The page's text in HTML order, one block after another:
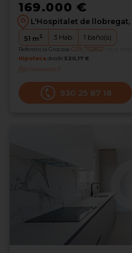
169.000 €
L'Hospitalet de llobregat,
51 m2 3 Hab. 1 baño(s)
Referencia Grocasa G29_752832
Hipoteca desde 520,17 €
Interesados0
930 25 87 18